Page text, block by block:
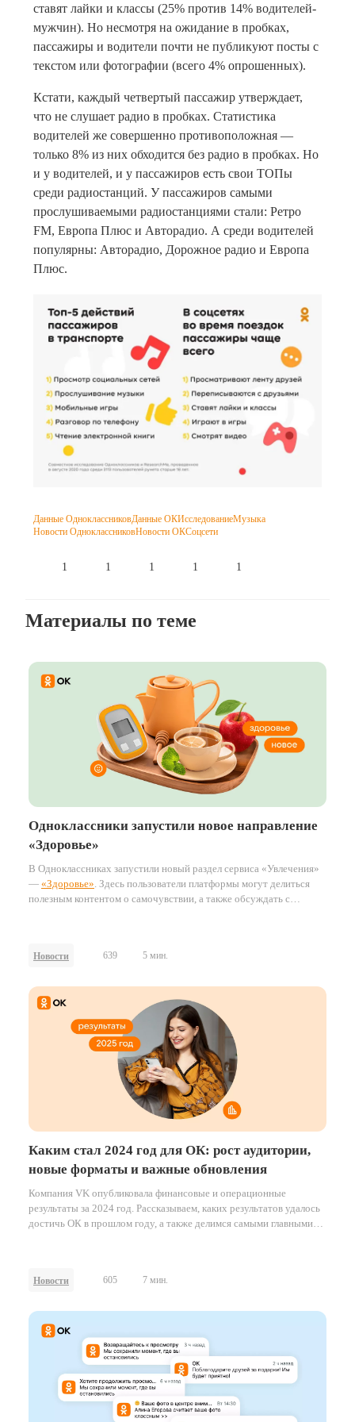
ставят лайки и классы (25% против 14% водителей-
мужчин). Но несмотря на ожидание в пробках,
пассажиры и водители почти не публикуют посты с
текстом или фотографии (всего 4% опрошенных).
Кстати, каждый четвертый пассажир утверждает,
что не слушает радио в пробках. Статистика
водителей же совершенно противоположная —
только 8% из них обходится без радио в пробках. Но
и у водителей, и у пассажиров есть свои ТОПы
среди радиостанций. У пассажиров самыми
прослушиваемыми радиостанциями стали: Ретро
FM, Европа Плюс и Авторадио. А среди водителей
популярны: Авторадио, Дорожное радио и Европа
Плюс.
Данные ОдноклассниковДанные ОКИсследованиеМузыка
Новости ОдноклассниковНовости ОКСоцсети
1 1 1 1 1
Материалы по теме
Одноклассники запустили новое направление
«Здоровье»
В Одноклассниках запустили новый раздел сервиса «Увлечения»
— «Здоровье» . Здесь пользователи платформы могут делиться
полезным контентом о самочувствии, а также обсуждать с
суставов, артериальное давление, боли в спине.
Новости 639 5 мин.
Каким стал 2024 год для ОК: рост аудитории,
новые форматы и важные обновления
Компания VK опубликовала финансовые и операционные
результаты за 2024 год. Рассказываем, каких результатов удалось
достичь ОК в прошлом году, а также делимся самыми главными
Новости 605 7 мин.